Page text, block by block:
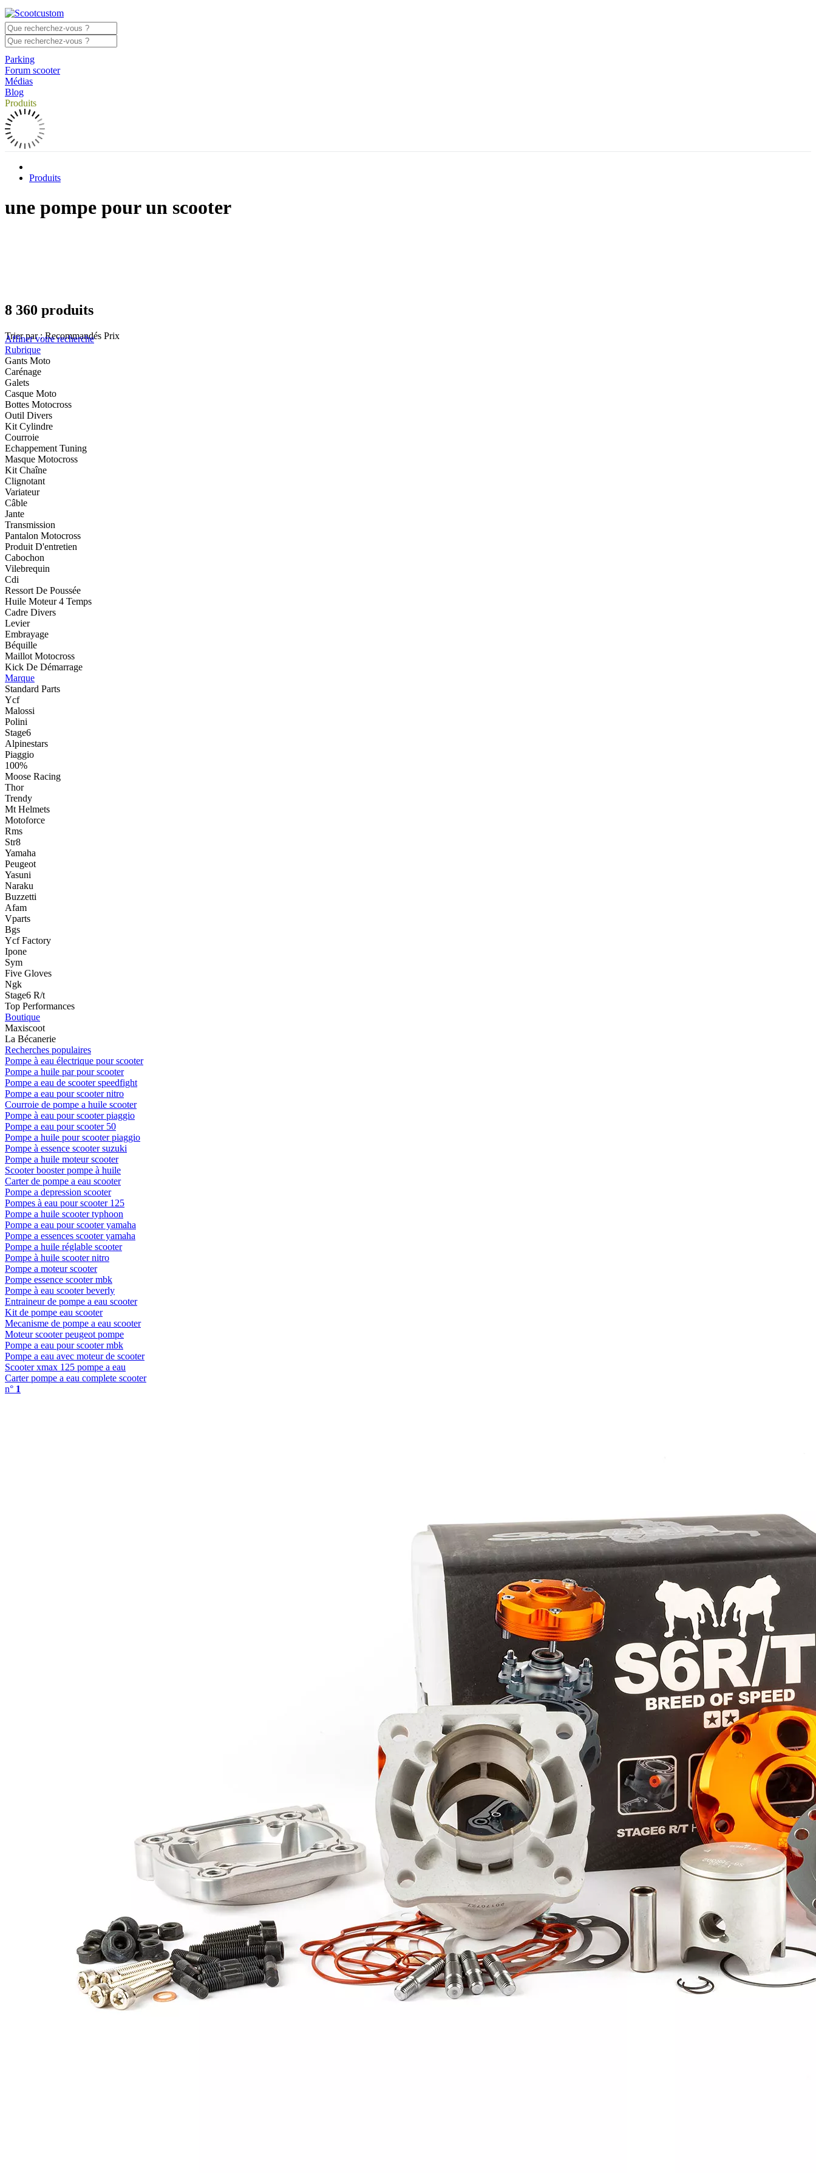
Parking
Forum scooter
Médias
Blog
Produits
Produits
une pompe pour un scooter
8 360 produits
Trier par : Recommandés Prix
Affiner votre recherche
Rubrique
Gants Moto
Carénage
Galets
Casque Moto
Bottes Motocross
Outil Divers
Kit Cylindre
Courroie
Echappement Tuning
Masque Motocross
Kit Chaîne
Clignotant
Variateur
Câble
Jante
Transmission
Pantalon Motocross
Produit D'entretien
Cabochon
Vilebrequin
Cdi
Ressort De Poussée
Huile Moteur 4 Temps
Cadre Divers
Levier
Embrayage
Béquille
Maillot Motocross
Kick De Démarrage
Marque
Standard Parts
Ycf
Malossi
Polini
Stage6
Alpinestars
Piaggio
100%
Moose Racing
Thor
Trendy
Mt Helmets
Motoforce
Rms
Str8
Yamaha
Peugeot
Yasuni
Naraku
Buzzetti
Afam
Vparts
Bgs
Ycf Factory
Ipone
Sym
Five Gloves
Ngk
Stage6 R/t
Top Performances
Boutique
Maxiscoot
La Bécanerie
Recherches populaires
Pompe à eau électrique pour scooter
Pompe a huile par pour scooter
Pompe a eau de scooter speedfight
Pompe a eau pour scooter nitro
Courroie de pompe a huile scooter
Pompe à eau pour scooter piaggio
Pompe a eau pour scooter 50
Pompe a huile pour scooter piaggio
Pompe à essence scooter suzuki
Pompe a huile moteur scooter
Scooter booster pompe à huile
Carter de pompe a eau scooter
Pompe a depression scooter
Pompes à eau pour scooter 125
Pompe a huile scooter typhoon
Pompe a eau pour scooter yamaha
Pompe a essences scooter yamaha
Pompe a huile réglable scooter
Pompe à huile scooter nitro
Pompe a moteur scooter
Pompe essence scooter mbk
Pompe à eau scooter beverly
Entraineur de pompe a eau scooter
Kit de pompe eau scooter
Mecanisme de pompe a eau scooter
Moteur scooter peugeot pompe
Pompe a eau pour scooter mbk
Pompe a eau avec moteur de scooter
Scooter xmax 125 pompe a eau
Carter pompe a eau complete scooter
n° 1